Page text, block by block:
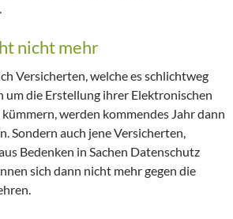
nicht mehr
Versicherten, welche es schlichtweg
um die Erstellung ihrer Elektronischen
werden kommendes Jahr dann
Sondern auch jene Versicherten,
Bedenken in Sachen Datenschutz
sich dann nicht mehr gegen die